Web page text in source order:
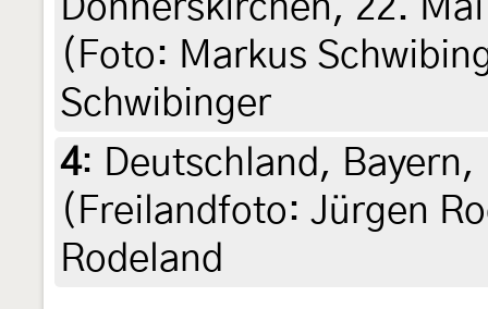
Donnerskirchen, 22.
(Foto: Markus
Schwibinger
4: Deutschland,
(Freilandfoto: Jürgen
Rodeland